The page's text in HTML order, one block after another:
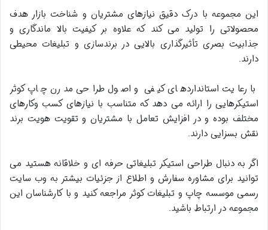
این مجموعه با درک دقیق نیازهای مشتریان و شناخت بازار هدف
محصولاتی را تولید می کند که علاوه بر کیفیت بالا ماندگاری و
جذابیت بصری تأثیرگذاری بالایی در برندسازی و تبلیغات محیطی
دارند.
با رعایت استانداردهای کیفی و اصول طراحی مدرن چاپ کوثر
استیکرهایی را ارائه می دهد که متناسب با نیازهای کسب وکارهای
مختلف بوده و در افزایش تعامل با مشتریان و تقویت هویت برند
نقش بسزایی دارند.
اگر به دنبال طراحی استیکر تبلیغاتی حرفه ای و خلاقانه هستید می
توانید برای مشاوره سفارش و اطلاع از جزئیات بیشتر به وب سایت
رسمی موسسه چاپ و تبلیغات کوثر مراجعه کنید و با کارشناسان این
مجموعه در ارتباط باشید.